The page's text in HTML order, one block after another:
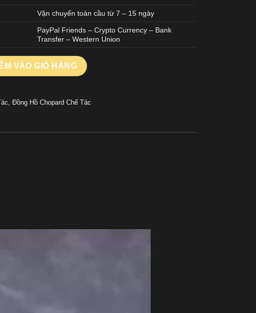
Vận chuyển toàn cầu từ 7 – 15 ngày
PayPal Friends – Crypto Currency – Bank
Transfer – Western Union
Eagle Replica Cao Cấp Mặt Số Đỏ Nhà Máy GH 41mm số lượng
VÀO GIỎ HÀNG
Đồng Hồ Chopard Chế Tác